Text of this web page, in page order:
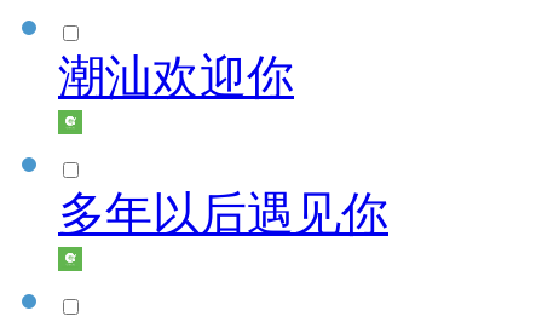
潮汕欢迎你
多年以后遇见你